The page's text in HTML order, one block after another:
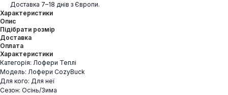
Доставка 7–18 днів з Європи.
Характеристики
Опис
Підібрати розмір
Доставка
Оплата
Характеристики
Категорія: Лофери Теплі
Модель: Лофери CozyBuck
Для кого: Для неї
Сезон: Осінь/Зима